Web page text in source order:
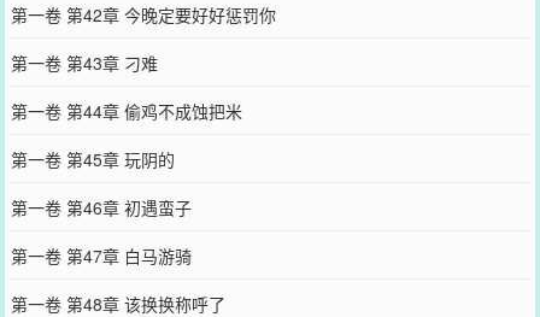
第一卷 第42章 今晚定要好好惩罚你
第一卷 第43章 刁难
第一卷 第44章 偷鸡不成蚀把米
第一卷 第45章 玩阴的
第一卷 第46章 初遇蛮子
第一卷 第47章 白马游骑
第一卷 第48章 该换换称呼了